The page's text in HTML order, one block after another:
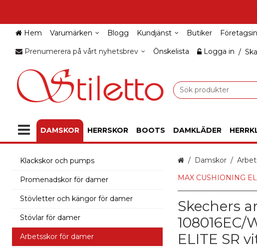
Hem Varumärken Blogg Kundjänst Butiker
Prenumerera på vårt nyhetsbrev Önskelista Logga in /
DAMSKOR HERRSKOR BOOTS DAMKLÄDER
Klackskor och pumps
Promenadskor för damer
Stövletter och kängor för damer
Stövlar för damer
Arbetsskor för damer
HemDamskor
MAX CUSHIONING
Skechers
108016EC/
ELITE SR